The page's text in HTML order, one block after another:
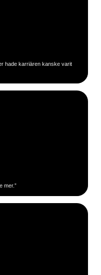
hade karriären kanske varit
mer.”